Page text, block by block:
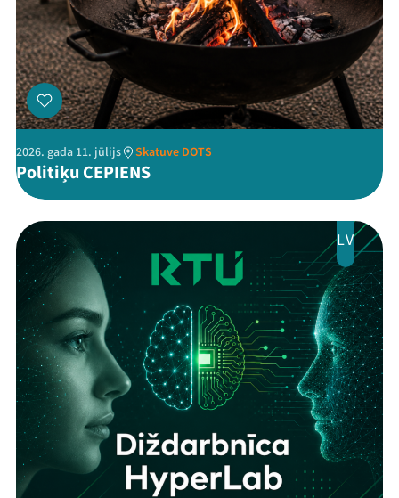
Viņi bija LAMPĀ 2026
Ziedo
Veikals
ThreadsFacebookYoutube
X Instagram
Flick TikTok
2026. gada 11. jūlijs Skatuve DOTS
Politiķu CEPIENS
LV